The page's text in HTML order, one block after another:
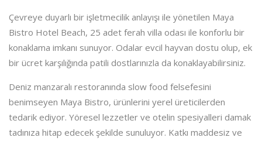
Çevreye duyarlı bir işletmecilik anlayışı ile yönetilen Maya
Bistro Hotel Beach, 25 adet ferah villa odası ile konforlu bir
konaklama imkanı sunuyor. Odalar evcil hayvan dostu olup, ek
bir ücret karşılığında patili dostlarınızla da konaklayabilirsiniz.
Deniz manzaralı restoranında slow food felsefesini
benimseyen Maya Bistro, ürünlerini yerel üreticilerden
tedarik ediyor. Yöresel lezzetler ve otelin spesiyalleri damak
tadınıza hitap edecek şekilde sunuluyor. Katkı maddesiz ve